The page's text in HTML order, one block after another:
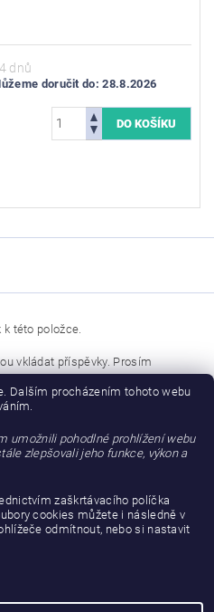
dnů
doručit do: 28.8.2026
této položce.
vkládat příspěvky. Prosím
této položce.
Dalším procházením tohoto webu
umožnili pohodlné prohlížení webu
zlepšovali jeho funkce, výkon a
zaškrtávacího políčka
cookies můžete i následně v
odmítnout, nebo si nastavit